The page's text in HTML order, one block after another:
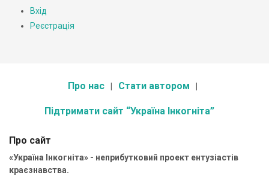
Вхід
Реєстрація
Про нас Стати автором
Підтримати сайт “Україна Інкогніта”
Про сайт
«Україна Інкогніта» - неприбутковий проект ентузіастів
краєзнавства.